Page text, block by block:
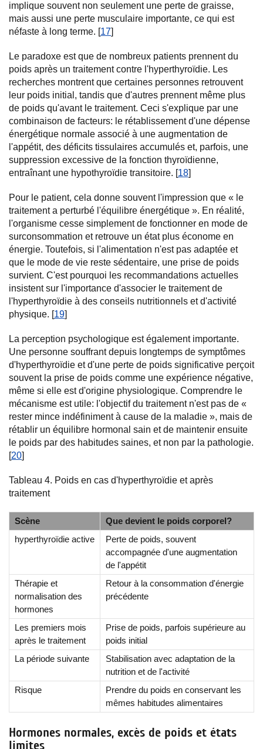
implique souvent non seulement une perte de graisse,
mais aussi une perte musculaire importante, ce qui est
néfaste à long terme. [17]
Le paradoxe est que de nombreux patients prennent du
poids après un traitement contre l'hyperthyroïdie. Les
recherches montrent que certaines personnes retrouvent
leur poids initial, tandis que d'autres prennent même plus
de poids qu'avant le traitement. Ceci s'explique par une
combinaison de facteurs: le rétablissement d'une dépense
énergétique normale associé à une augmentation de
l'appétit, des déficits tissulaires accumulés et, parfois, une
suppression excessive de la fonction thyroïdienne,
entraînant une hypothyroïdie transitoire. [18]
Pour le patient, cela donne souvent l'impression que « le
traitement a perturbé l'équilibre énergétique ». En réalité,
l'organisme cesse simplement de fonctionner en mode de
surconsommation et retrouve un état plus économe en
énergie. Toutefois, si l'alimentation n'est pas adaptée et
que le mode de vie reste sédentaire, une prise de poids
survient. C'est pourquoi les recommandations actuelles
insistent sur l'importance d'associer le traitement de
l'hyperthyroïdie à des conseils nutritionnels et d'activité
physique. [19]
La perception psychologique est également importante.
Une personne souffrant depuis longtemps de symptômes
d'hyperthyroïdie et d'une perte de poids significative perçoit
souvent la prise de poids comme une expérience négative,
même si elle est d'origine physiologique. Comprendre le
mécanisme est utile: l'objectif du traitement n'est pas de «
rester mince indéfiniment à cause de la maladie », mais de
rétablir un équilibre hormonal sain et de maintenir ensuite
le poids par des habitudes saines, et non par la pathologie.
[20]
Tableau 4. Poids en cas d'hyperthyroïdie et après
traitement
Scène
Que devient le poids corporel?
hyperthyroïdie active
Perte de poids, souvent
accompagnée d'une augmentation
de l'appétit
Thérapie et
normalisation des
hormones
Retour à la consommation d'énergie
précédente
Les premiers mois
après le traitement
Prise de poids, parfois supérieure au
poids initial
La période suivante
Stabilisation avec adaptation de la
nutrition et de l'activité
Risque
Prendre du poids en conservant les
mêmes habitudes alimentaires
Hormones normales, excès de poids et états
limites